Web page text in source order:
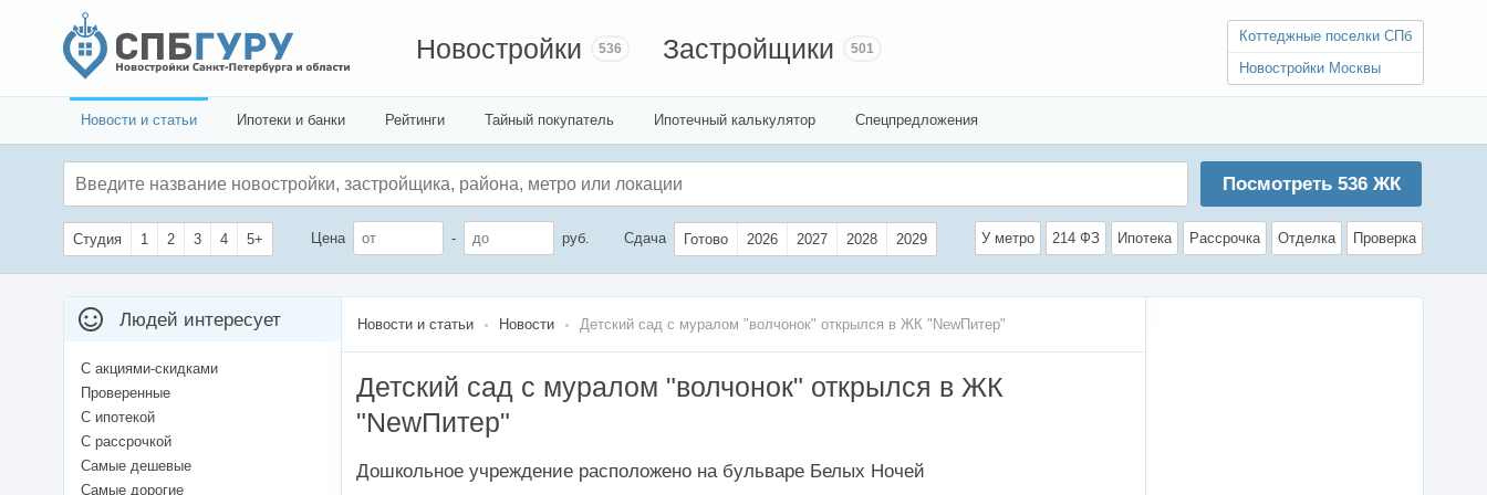
Новостройки 536 Застройщики 501
Коттеджные поселки СПб
Новостройки Москвы
Новости и статьи Ипотеки и банки Рейтинги Тайный покупатель Ипотечный калькулятор Спецпредложения
Посмотреть 536ЖК
Студия 1 2 3 4 5+ Цена - руб. Сдача Готово 2026 2027 2028 2029 У метро 214 ФЗ Ипотека Рассрочка Отделка Проверка
Новости и статьи Новости Детский сад с муралом "волчонок" открылся в ЖК "NewПитер"
Детский сад с муралом "волчонок" открылся в ЖК
"NewПитер"
Дошкольное учреждение расположено на бульваре Белых Ночей
Людей интересует
С акциями-скидками
Проверенные
С ипотекой
С рассрочкой
Самые дешевые
Самые дорогие